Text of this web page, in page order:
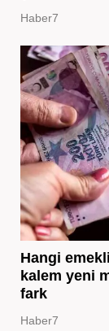
Haber7
Hangi
kalem yeni
fark
Haber7